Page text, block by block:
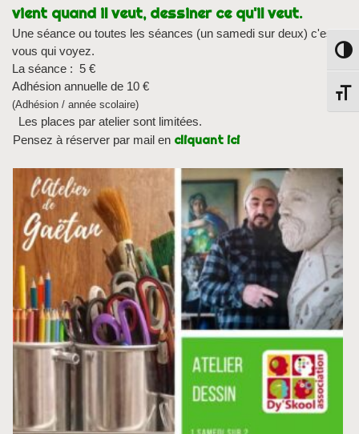
vient quand il veut, dessiner ce qu'il veut.
Une séance ou toutes les séances (un samedi sur deux) c'est
vous qui voyez.
La séance : 5 €
Adhésion annuelle de 10 €
(Adhésion / année scolaire)
Les places par atelier sont limitées.
Pensez à réserver par mail en cliquant ici